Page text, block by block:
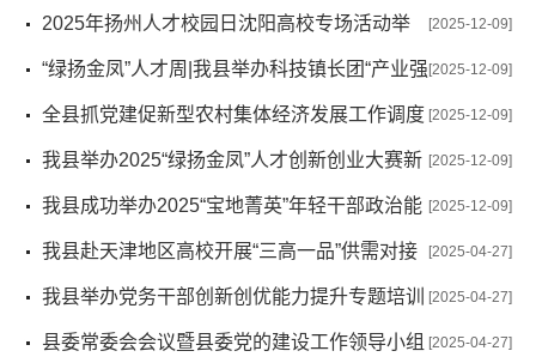
[2025-12-09]
2025年扬州人才校园日沈阳高校专场活动举
行 [2025-12-09]
“绿扬金凤”人才周|我县举办科技镇长团“产业强
链行动”暨“智汇宝地·广聚‘应’才”人才创新创业大赛[2025-12-09]
全县抓党建促新型农村集体经济发展工作调度
会召开 [2025-12-09]
我县举办2025“绿扬金凤”人才创新创业大赛新
型电力装备产业专场暨第三届“智汇宝地·广聚应才”创新
创业大赛
[2025-12-09]
我县成功举办2025“宝地菁英”年轻干部政治能
力暨“笔尖争锋”实训营 [2025-04-27]
我县赴天津地区高校开展“三高一品”供需对接
活动 [2025-04-27]
我县举办党务干部创新创优能力提升专题培训
班 [2025-04-27]
县委常委会会议暨县委党的建设工作领导小组